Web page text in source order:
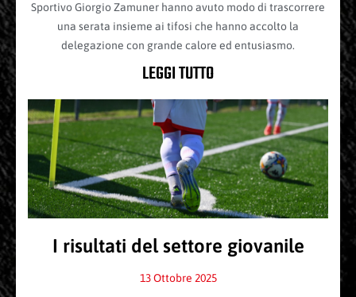
Sportivo Giorgio Zamuner hanno avuto modo di trascorrere
una serata insieme ai tifosi che hanno accolto la
delegazione con grande calore ed entusiasmo.
LEGGI TUTTO
I risultati del settore giovanile
13 Ottobre 2025